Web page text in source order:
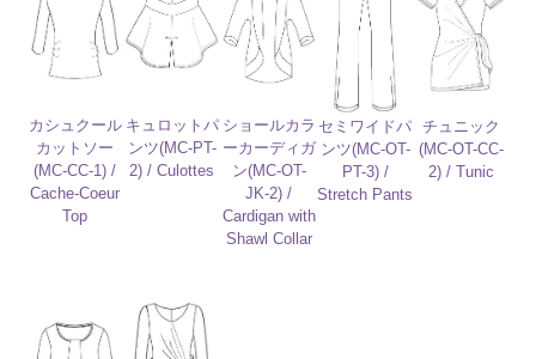
カシュクール
カットソー
(MC-CC-1) /
Cache-Coeur
Top
キュロットパ
ンツ(MC-PT-
2) / Culottes
ショールカラ
ーカーディガ
ン(MC-OT-
JK-2) /
Cardigan with
Shawl Collar
セミワイドパ
ンツ(MC-OT-
PT-3) /
Stretch Pants
チュニック
(MC-OT-CC-
2) / Tunic